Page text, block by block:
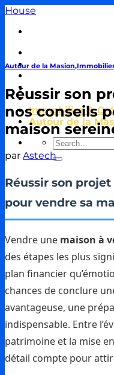
Passer
contenu
House
Piscine
Décoration &
Énergie
Immobilier &
Autour de la
Autour de la Masion,
Réussir son
nos conseils
maison
par Astech
Réussir son
pour vendre sa
Vendre une maison à
des étapes les plus
plan financier
chances de conclure
avantageuse, une
indispensable. Entre
patrimoine et la mise
détail compte pour